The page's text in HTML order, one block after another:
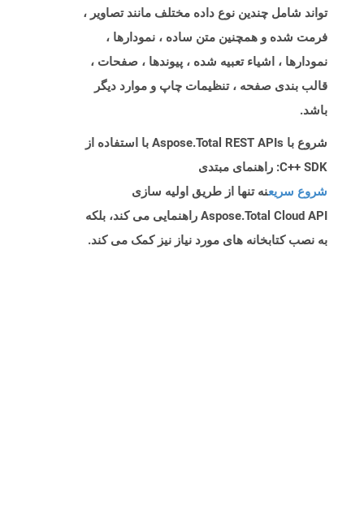
تواند شامل چندین نوع داده مختلف مانند تصاویر ،
فرمت شده و همچنین متن ساده ، نمودارها ،
نمودارها ، اشیاء تعبیه شده ، پیوندها ، صفحات ،
قالب بندی صفحه ، تنظیمات چاپ و موارد دیگر
باشد.
شروع با Aspose.Total REST APIs با استفاده از
C++ SDK: راهنمای مبتدی
شروع سریعنه تنها از طریق اولیه سازی
Aspose.Total Cloud API راهنمایی می کند، بلکه
به نصب کتابخانه های مورد نیاز نیز کمک می کند.